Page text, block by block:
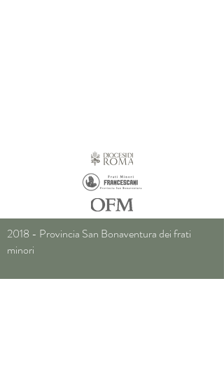
2018 - Provincia San Bonaventura dei frati
minori